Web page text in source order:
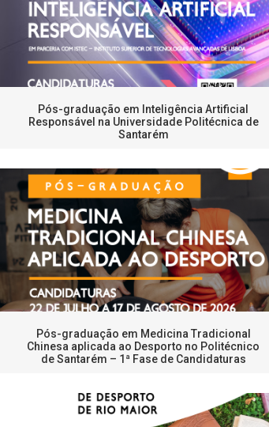
Pós-graduação em Inteligência Artificial
Responsável na Universidade Politécnica de
Santarém
Pós-graduação em Medicina Tradicional
Chinesa aplicada ao Desporto no Politécnico
de Santarém – 1ª Fase de Candidaturas